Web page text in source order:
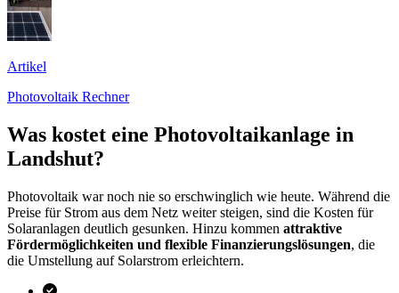
Artikel
Photovoltaik Rechner
Was kostet eine Photovoltaikanlage in
Landshut?
Photovoltaik war noch nie so erschwinglich wie heute. Während die
Preise für Strom aus dem Netz weiter steigen, sind die Kosten für
Solaranlagen deutlich gesunken. Hinzu kommen attraktive
Fördermöglichkeiten und flexible Finanzierungslösungen, die
die Umstellung auf Solarstrom erleichtern.